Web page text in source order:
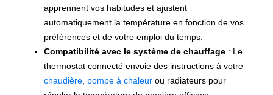
apprennent vos habitudes et ajustent
automatiquement la température en fonction de vos
préférences et de votre emploi du temps.
Compatibilité avec le système de chauffage : Le
thermostat connecté envoie des instructions à votre
chaudière pompe à chaleur ou radiateurs pour